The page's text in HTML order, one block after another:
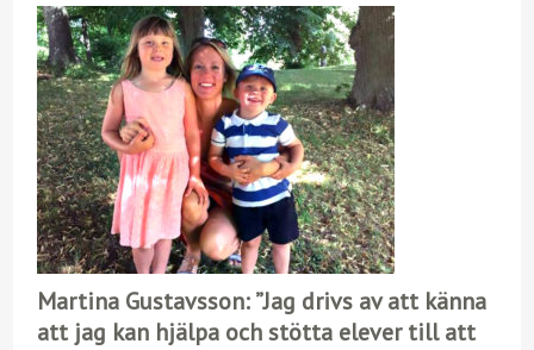
Martina Gustavsson: ”Jag drivs av att känna
att jag kan hjälpa och stötta elever till att